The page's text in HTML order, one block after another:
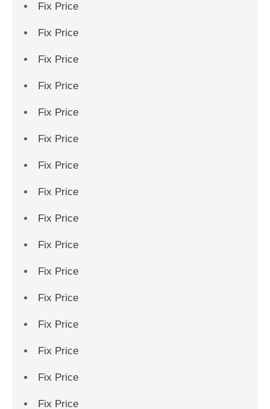
Fix Price
Fix Price
Fix Price
Fix Price
Fix Price
Fix Price
Fix Price
Fix Price
Fix Price
Fix Price
Fix Price
Fix Price
Fix Price
Fix Price
Fix Price
Fix Price